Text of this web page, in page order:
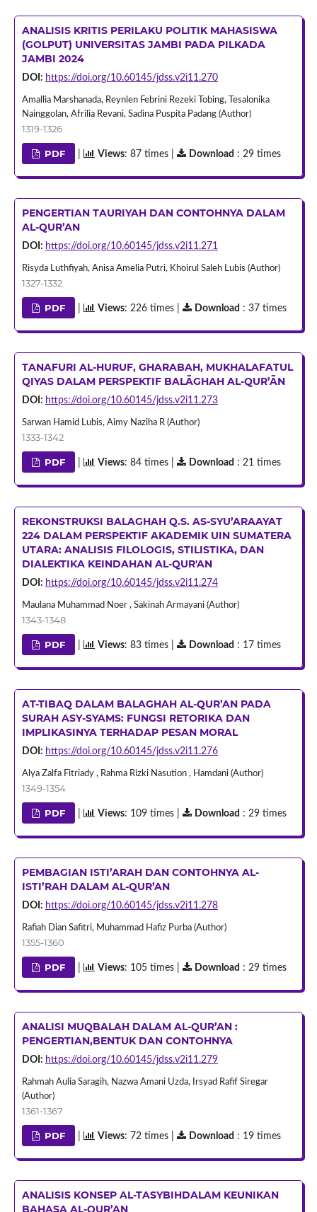
ANALISIS KRITIS PERILAKU POLITIK MAHASISWA
(GOLPUT) UNIVERSITAS JAMBI PADA PILKADA
JAMBI 2024
DOI: https://doi.org/10.60145/jdss.v2i11.270
Amallia Marshanada, Reynlen Febrini Rezeki Tobing, Tesalonika
Nainggolan, Afrilia Revani, Sadina Puspita Padang (Author)
1319-1326
PDF Views: 87 times | Download : 29 times
PENGERTIAN TAURIYAH DAN CONTOHNYA DALAM
AL-QUR’AN
DOI: https://doi.org/10.60145/jdss.v2i11.271
Risyda Luthfiyah, Anisa Amelia Putri, Khoirul Saleh Lubis (Author)
1327-1332
PDF Views: 226 times | Download : 37 times
TANAFURI AL-HURUF, GHARABAH, MUKHALAFATUL
QIYAS DALAM PERSPEKTIF BALĀGHAH AL-QUR’ĀN
DOI: https://doi.org/10.60145/jdss.v2i11.273
Sarwan Hamid Lubis, Aimy Naziha R (Author)
1333-1342
PDF Views: 84 times | Download : 21 times
REKONSTRUKSI BALAGHAH Q.S. AS-SYU’ARAAYAT
224 DALAM PERSPEKTIF AKADEMIK UIN SUMATERA
UTARA: ANALISIS FILOLOGIS, STILISTIKA, DAN
DIALEKTIKA KEINDAHAN AL-QUR'AN
DOI: https://doi.org/10.60145/jdss.v2i11.274
Maulana Muhammad Noer , Sakinah Armayani (Author)
1343-1348
PDF Views: 83 times | Download : 17 times
AT-TIBAQ DALAM BALAGHAH AL-QUR’AN PADA
SURAH ASY-SYAMS: FUNGSI RETORIKA DAN
IMPLIKASINYA TERHADAP PESAN MORAL
DOI: https://doi.org/10.60145/jdss.v2i11.276
Alya Zalfa Fitriady , Rahma Rizki Nasution , Hamdani (Author)
1349-1354
PDF Views: 109 times | Download : 29 times
PEMBAGIAN ISTI’ARAH DAN CONTOHNYA AL-
ISTI’RAH DALAM AL-QUR’AN
DOI: https://doi.org/10.60145/jdss.v2i11.278
Rafiah Dian Safitri, Muhammad Hafiz Purba (Author)
1355-1360
PDF Views: 105 times | Download : 29 times
ANALISI MUQBALAH DALAM AL-QUR’AN :
PENGERTIAN,BENTUK DAN CONTOHNYA
DOI: https://doi.org/10.60145/jdss.v2i11.279
Rahmah Aulia Saragih, Nazwa Amani Uzda, Irsyad Rafif Siregar
(Author)
1361-1367
PDF Views: 72 times | Download : 19 times
ANALISIS KONSEP AL-TASYBIHDALAM KEUNIKAN
BAHASA AL-QUR’AN